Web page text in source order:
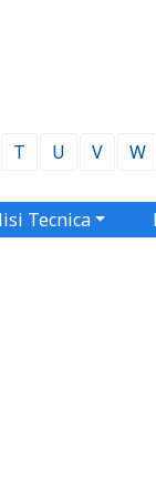
T U V W
Tecnica